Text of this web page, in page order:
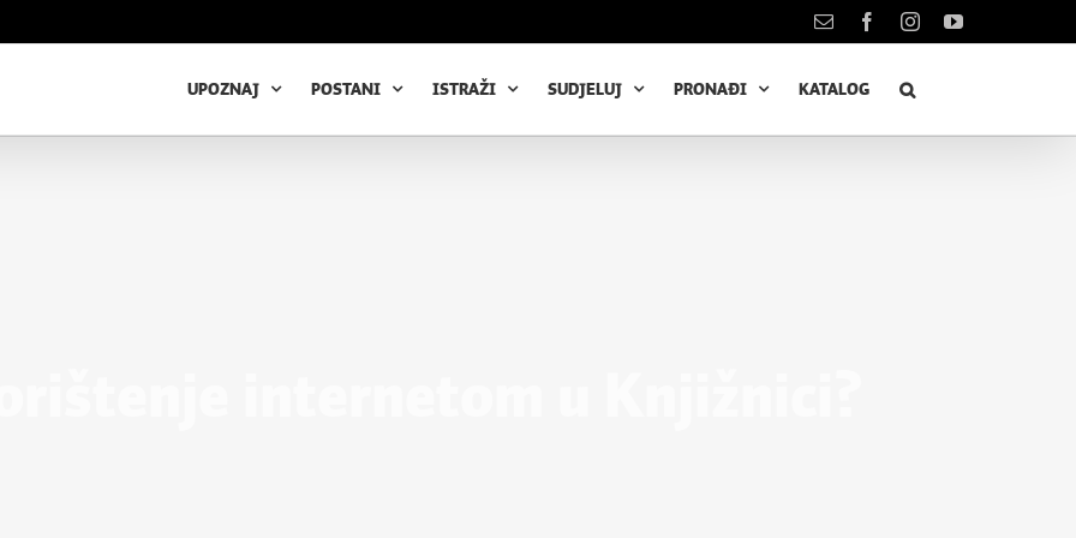
KontaktFacebookInstagramYouTube
UPOZNAJ POSTANI ISTRAŽI SUDJELUJ PRONAĐI KATALOG